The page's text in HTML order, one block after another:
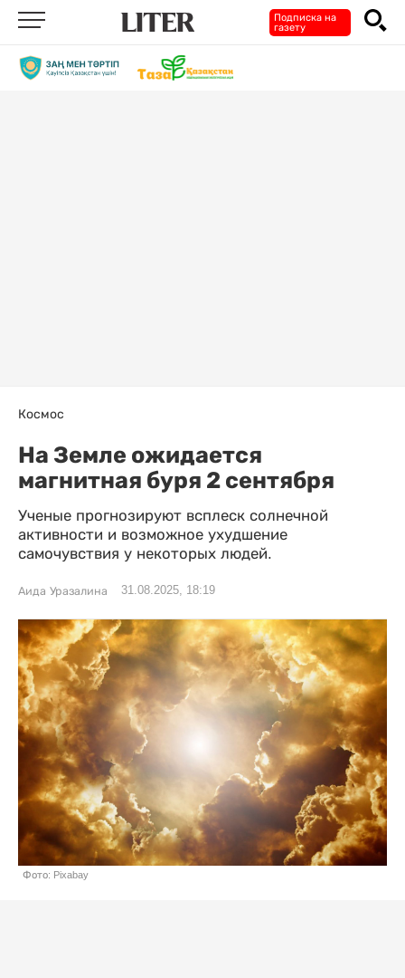
Подписка на
газету
Космос
На Земле ожидается
магнитная буря 2 сентября
Ученые прогнозируют всплеск солнечной
активности и возможное ухудшение
самочувствия у некоторых людей.
Аида Уразалина 31.08.2025, 18:19
Фото: Pixabay